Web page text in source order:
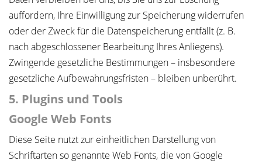
auffordern, Ihre Einwilligung zur Speicherung widerrufen
oder der Zweck für die Datenspeicherung entfällt (z. B.
nach abgeschlossener Bearbeitung Ihres Anliegens).
Zwingende gesetzliche Bestimmungen – insbesondere
gesetzliche Aufbewahrungsfristen – bleiben unberührt.
5. Plugins und Tools
Google Web Fonts
Diese Seite nutzt zur einheitlichen Darstellung von
Schriftarten so genannte Web Fonts, die von Google